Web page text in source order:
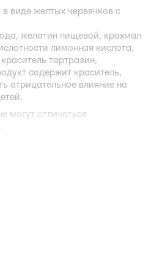
виде желтых червячков с
желатин пищевой, крахмал
лимонная кислота,
тартразин,
содержит краситель,
отрицательное влияние на
могут отличаться